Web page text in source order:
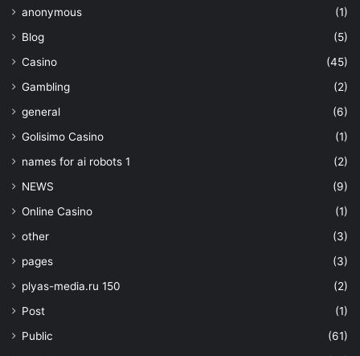
anonymous
(1)
Blog
(5)
Casino
(45)
Gambling
(2)
general
(6)
Golisimo Casino
(1)
names for ai robots 1
(2)
NEWS
(9)
Online Casino
(1)
other
(3)
pages
(3)
plyas-media.ru 150
(2)
Post
(1)
Public
(61)